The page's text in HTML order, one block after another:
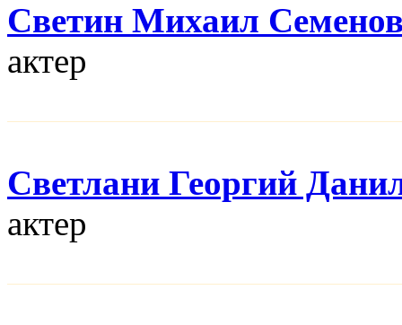
Светин Михаил
актер
Светлани Георгий
актер